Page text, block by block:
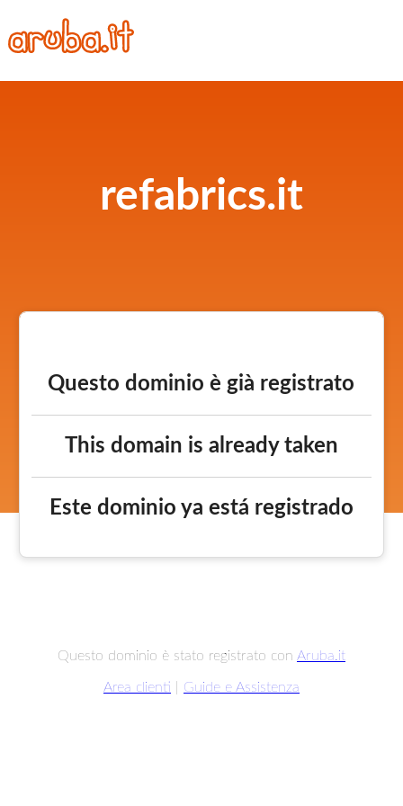
refabrics.it
Questo dominio è già registrato
This domain is already taken
Este dominio ya está registrado
Questo dominio è stato registrato con Aruba.it
Area clienti Guide e Assistenza